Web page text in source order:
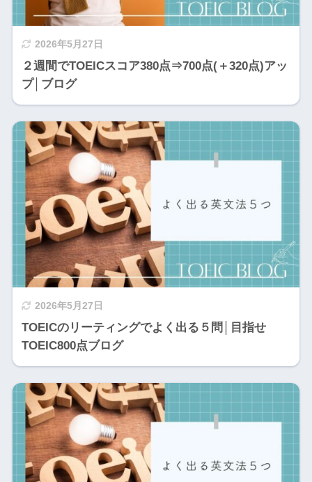
2026年5月27日
２週間でTOEICスコア380点⇒700点(＋320点)アッ
プ│ブログ
2026年5月27日
TOEICのリーティングでよく出る５問│目指せ
TOEIC800点ブログ